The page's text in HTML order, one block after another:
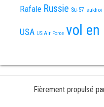
Rafale Russie Su-57 sukhoi
USA US Air Force vol en
Fièrement propulsé